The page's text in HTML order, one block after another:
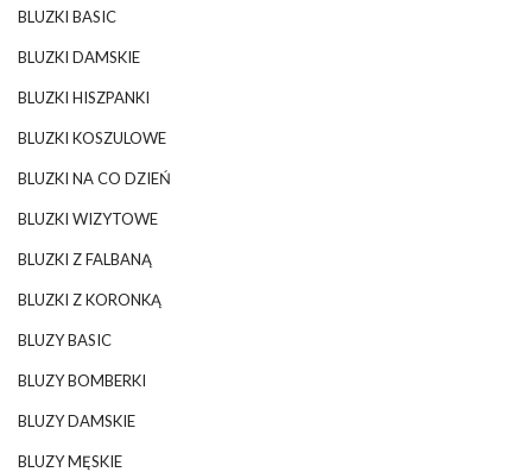
BLUZKI BASIC
BLUZKI DAMSKIE
BLUZKI HISZPANKI
BLUZKI KOSZULOWE
BLUZKI NA CO DZIEŃ
BLUZKI WIZYTOWE
BLUZKI Z FALBANĄ
BLUZKI Z KORONKĄ
BLUZY BASIC
BLUZY BOMBERKI
BLUZY DAMSKIE
BLUZY MĘSKIE